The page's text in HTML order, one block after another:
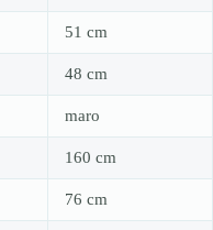
51 cm
48 cm
maro
160 cm
76 cm